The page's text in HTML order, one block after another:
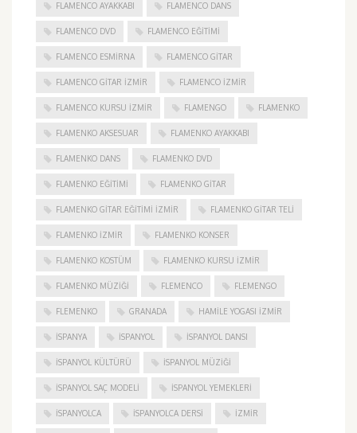
FLAMENCO AYAKKABI FLAMENCO DANS
FLAMENCO DVD FLAMENCO EĞITIMI
FLAMENCO ESMIRNA FLAMENCO GITAR
FLAMENCO GITAR İZMIR FLAMENCO IZMIR
FLAMENCO KURSU İZMIR FLAMENGO FLAMENKO
FLAMENKO AKSESUAR FLAMENKO AYAKKABI
FLAMENKO DANS FLAMENKO DVD
FLAMENKO EĞITIMI FLAMENKO GITAR
FLAMENKO GITAR EĞITIMI İZMIR FLAMENKO GITAR TELI
FLAMENKO IZMIR FLAMENKO KONSER
FLAMENKO KOSTÜM FLAMENKO KURSU İZMIR
FLAMENKO MÜZIĞI FLEMENCO FLEMENGO
FLEMENKO GRANADA HAMILE YOGASI İZMIR
ISPANYA İSPANYOL İSPANYOL DANSI
İSPANYOL KÜLTÜRÜ İSPANYOL MÜZIĞI
İSPANYOL SAÇ MODELI İSPANYOL YEMEKLERI
İSPANYOLCA İSPANYOLCA DERSI IZMIR